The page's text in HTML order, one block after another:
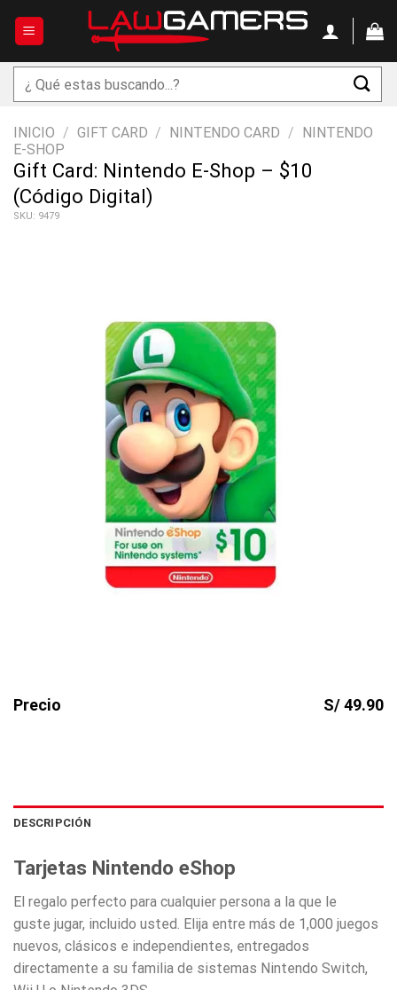
Buscar
por:
INICIO / GIFT CARD / NINTENDO CARD / NINTENDO
E-SHOP
Gift Card: Nintendo E-Shop – $10
(Código Digital)
SKU: 9479
Precio S/ 49.90
DESCRIPCIÓN
Tarjetas Nintendo eShop
El regalo perfecto para cualquier persona a la que le
guste jugar, incluido usted. Elija entre más de 1,000 juegos
nuevos, clásicos e independientes, entregados
directamente a su familia de sistemas Nintendo Switch,